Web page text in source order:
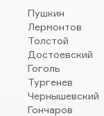
Пушкин
Лермонтов
Толстой
Достоевский
Гоголь
Тургенев
Чернышевский
Гончаров